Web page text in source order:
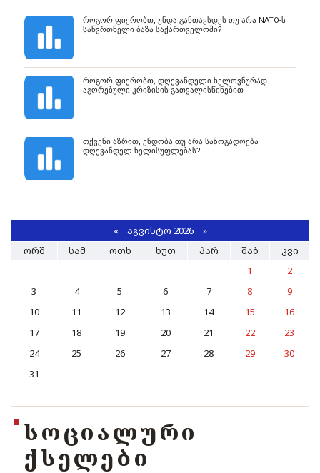
როგორ ფიქრობთ, უნდა განთავსდეს თუ არა NATO-ს
საწვრთნელი ბაზა საქართველოში?
როგორ ფიქრობთ, დღევანდელი ხელოვნურად
აგორებული კრიზისის გათვალისწინებით
თქვენი აზრით, ენდობა თუ არა საზოგადოება
დღევანდელ ხელისუფლებას?
«ᲐᲒᲕᲘᲡᲢᲝ 2026 »
ᲝᲠᲨ
ᲡᲐᲛ ᲝᲗᲮ ᲮᲣᲗ ᲞᲐᲠ ᲨᲐᲑ
ᲙᲕᲘ
1
2
3
4 5 6 7 8
9
10
11 12 13 14 15
16
17
18 19 20 21 22
23
24
25 26 27 28 29
30
31
ᲡᲝᲪᲘᲐᲚᲣᲠᲘ
ᲥᲡᲔᲚᲔᲑᲘ